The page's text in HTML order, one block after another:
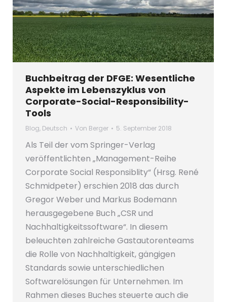
Buchbeitrag der DFGE: Wesentliche
Aspekte im Lebenszyklus von
Corporate-Social-Responsibility-
Tools
Blog, Deutsch Von Berger 5. September 2018
Als Teil der vom Springer-Verlag
veröffentlichten „Management-Reihe
Corporate Social Responsiblity“ (Hrsg. René
Schmidpeter) erschien 2018 das durch
Gregor Weber und Markus Bodemann
herausgegebene Buch „CSR und
Nachhaltigkeitssoftware“. In diesem
beleuchten zahlreiche Gastautorenteams
die Rolle von Nachhaltigkeit, gängigen
Standards sowie unterschiedlichen
Softwarelösungen für Unternehmen. Im
Rahmen dieses Buches steuerte auch die